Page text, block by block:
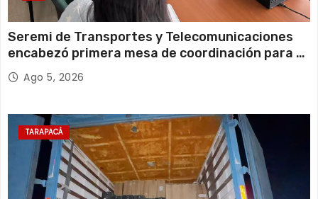
Seremi de Transportes y Telecomunicaciones
encabezó primera mesa de coordinación para el
retiro de cables en desuso en Iquique
Ago 5, 2026
TARAPACÁ